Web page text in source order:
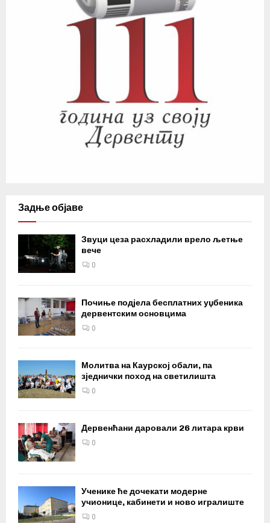
Задње објаве
Звуци цеза расхладили врело љетње
вече
0
Почиње подјела бесплатних уџбеника
дервентским основцима
0
Молитва на Каурској обали, па
зједнички поход на светилишта
0
Дервенћани даровали 26 литара крви
0
Ученике ће дочекати модерне
учионице, кабинети и ново игралиште
0